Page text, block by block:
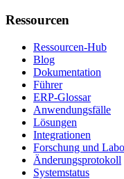
Ressourcen
Ressourcen-Hub
Blog
Dokumentation
Führer
ERP-Glossar
Anwendungsfälle
Lösungen
Integrationen
Forschung und
Änderungsprotokoll
Systemstatus